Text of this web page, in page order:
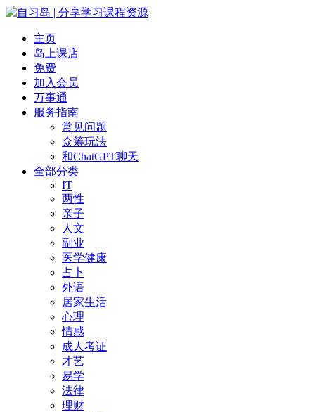
主页
岛上课店
免费
加入会员
万事通
服务指南
常见问题
众筹玩法
和ChatGPT聊天
全部分类
IT
两性
亲子
人文
副业
医学健康
占卜
外语
居家生活
心理
情感
成人考证
才艺
易学
法律
理财